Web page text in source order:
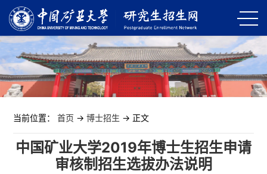
当前位置：首页 ->博士招生 -> 正文
中国矿业大学2019年博士生招生申请
审核制招生选拔办法说明